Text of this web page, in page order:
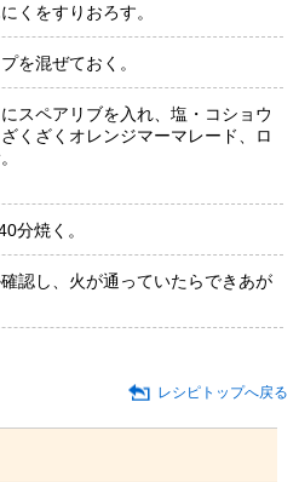
くをすりおろす。
を混ぜておく。
スペアリブを入れ、塩・コショウ
くざくオレンジマーマレード、ロ
分焼く。
認し、火が通っていたらできあが
レシピトップへ戻る